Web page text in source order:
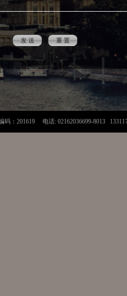
：201619 电话: 02162036699-8013